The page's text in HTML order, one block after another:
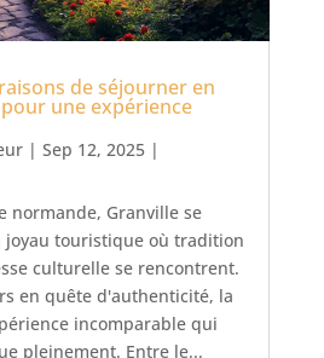
de séjourner en
une expérience
| Sep 12, 2025|
normande, Granville se
joyau touristique où tradition
culturelle se rencontrent.
en quête d'authenticité, la
incomparable qui
pleinement. Entre le...